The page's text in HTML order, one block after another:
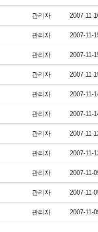
관리자 2007-11-
관리자 2007-11-
관리자 2007-11-
관리자 2007-11-
관리자 2007-11-
관리자 2007-11-
관리자 2007-11-
관리자 2007-11-
관리자 2007-11-
관리자 2007-11-
관리자 2007-11-